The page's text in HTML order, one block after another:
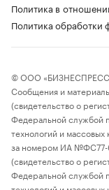
Политика в
Политика обработки
© ООО
Сообщения и
(свидетельство о
Федеральной службой
технологий и
за номером ИА №ФС77-
(свидетельство о
Федеральной службой